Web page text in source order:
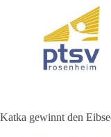
Katka gewinnt den